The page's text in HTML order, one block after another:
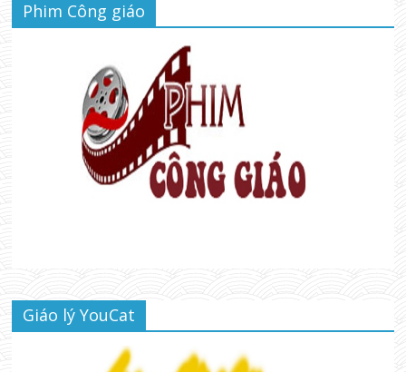
Phim Công giáo
Giáo lý YouCat